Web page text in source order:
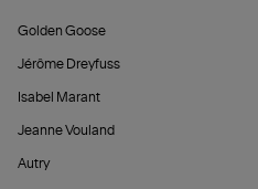
Golden Goose
Jérôme Dreyfuss
Isabel Marant
Jeanne Vouland
Autry